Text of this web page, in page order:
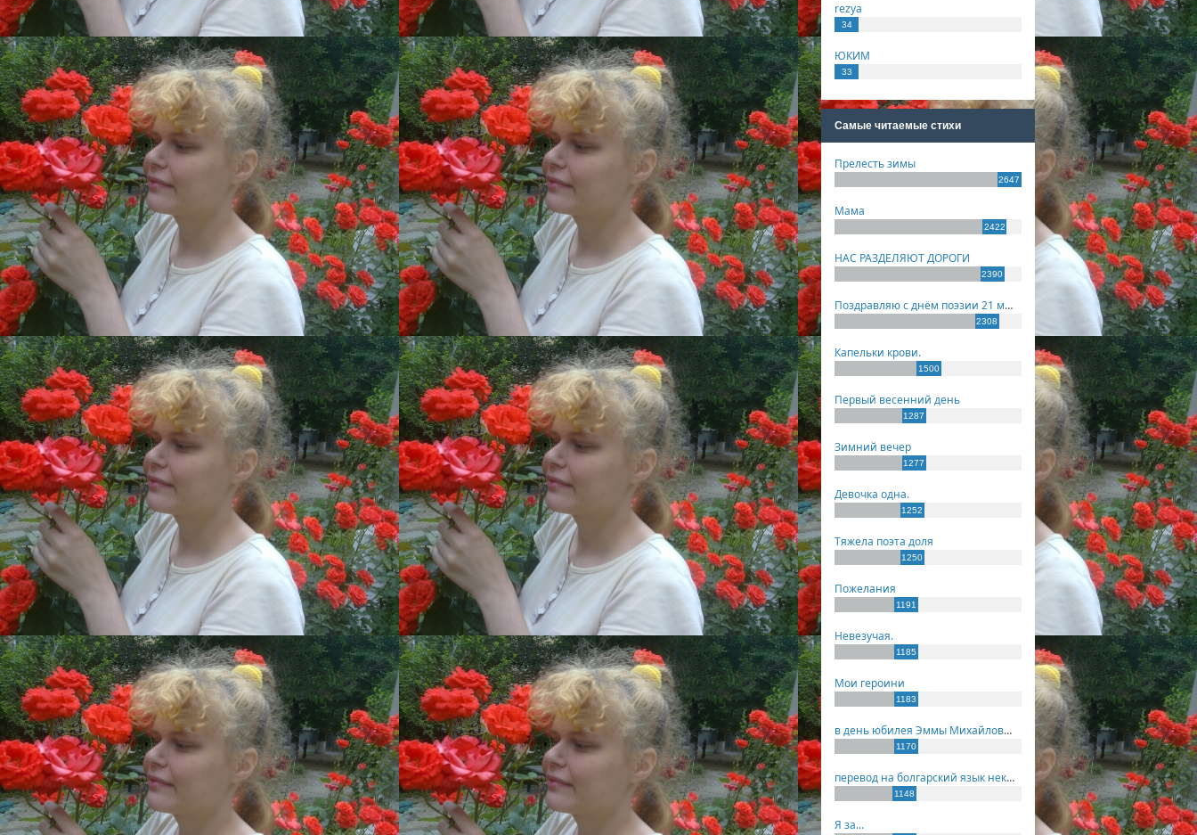
rezya
34
ЮКИМ
33
Самые читаемые стихи
Прелесть зимы
2647
Мама
2422
НАС РАЗДЕЛЯЮТ ДОРОГИ
2390
Поздравляю с днём поэзии 21 марта!
2308
Капельки крови.
1500
Первый весенний день
1287
Зимний вечер
1277
Девочка одна.
1252
Тяжела поэта доля
1250
Пожелания
1191
Невезучая.
1185
Мои героини
1183
в день юбилея Эммы Михайловны Киселевой
1170
перевод на болгарский язык некоторых моих стихов
1148
Я за...